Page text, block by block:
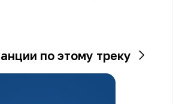
по этому треку